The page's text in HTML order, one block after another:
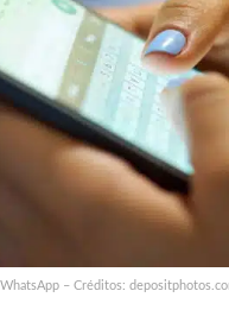
WhatsApp – Créditos: